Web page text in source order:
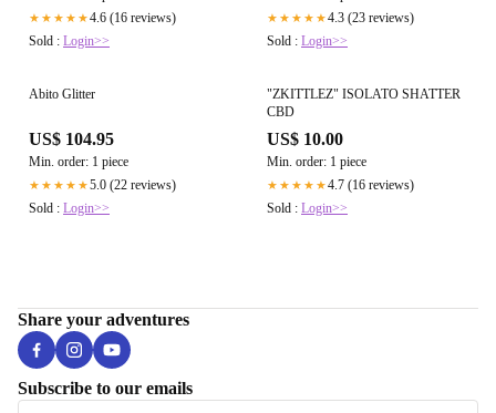
★★★★★4.6 (16 reviews)
Sold : Login>>
★★★★★4.3 (23 reviews)
Sold : Login>>
Abito Glitter
US$ 104.95
Min. order: 1 piece
★★★★★5.0 (22 reviews)
Sold : Login>>
"ZKITTLEZ" ISOLATO SHATTER
CBD
US$ 10.00
Min. order: 1 piece
★★★★★4.7 (16 reviews)
Sold : Login>>
Share your adventures
Subscribe to our emails